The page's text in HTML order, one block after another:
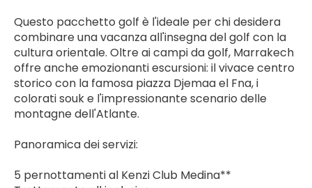
Questo pacchetto golf è l'ideale per chi desidera
combinare una vacanza all'insegna del golf con la
cultura orientale. Oltre ai campi da golf, Marrakech
offre anche emozionanti escursioni: il vivace centro
storico con la famosa piazza Djemaa el Fna, i
colorati souk e l'impressionante scenario delle
montagne dell'Atlante.
Panoramica dei servizi:
5 pernottamenti al Kenzi Club Medina**